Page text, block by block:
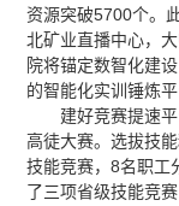
资源突破5700个。
北矿业直播中心，
院将锚定数智化建
的智能化实训锤炼平
建好竞赛提速
高徒大赛。选拔技
技能竞赛，8名职工
了三项省级技能竞